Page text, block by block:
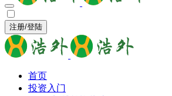
注册/登陆
首页
投资入门